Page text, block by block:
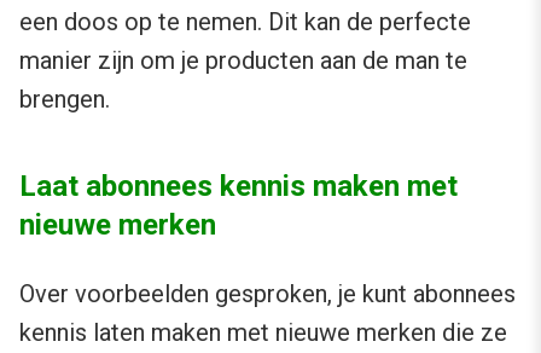
een doos op te nemen. Dit kan de perfecte
manier zijn om je producten aan de man te
brengen.
Laat abonnees kennis maken met
nieuwe merken
Over voorbeelden gesproken, je kunt abonnees
kennis laten maken met nieuwe merken die ze